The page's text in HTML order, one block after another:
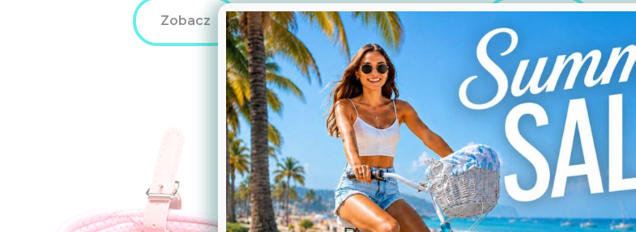
Zobacz